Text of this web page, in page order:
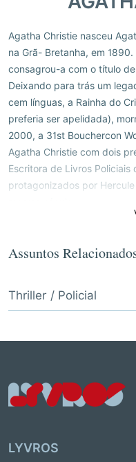
Agatha Christie nasceu
na Grã- Bretanha, em 1890.
consagrou-a com o título
Deixando para trás um
cem línguas, a Rainha do
preferia ser apelidada),
2000, a 31st Bouchercon
Agatha Christie com dois
Escritora de Livros Policiais
protagonizados por
Assuntos
Thriller / Policial
LYVROS